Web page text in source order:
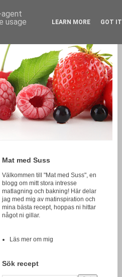
Mat med Suss
Välkommen till "Mat med Suss", en
blogg om mitt stora intresse
matlagning och bakning! Här delar
jag med mig av matinspiration och
mina bästa recept, hoppas ni hittar
något ni gillar.
Läs mer om mig
Sök recept
usage
LEARN MORE GOT IT